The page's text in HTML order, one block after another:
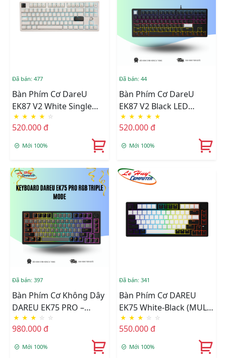
Đã bán: 477
Bàn Phím Cơ DareU
EK87 V2 White Single
Blue (Blue/ Brown/ Red
D Switch)
★ ★ ★ ★ ☆
520.000 đ
Mới 100%
Đã bán: 44
Bàn Phím Cơ DareU
EK87 V2 Black LED
Rainbow (Blue/ Brown/
Red D Switch)
★ ★ ★ ★ ★
520.000 đ
Mới 100%
Đã bán: 397
Bàn Phím Cơ Không Dây
DAREU EK75 PRO –
BLACK GOLDEN (Triple
Mode, Gasket Mount,
RGB) Dream Switch
★ ★ ★ ☆ ☆
980.000 đ
Mới 100%
Đã bán: 341
Bàn Phím Cơ DAREU
EK75 White-Black (MULTI
LED) (Switch: Dream /
Firefly )
★ ★ ★ ☆ ☆
550.000 đ
Mới 100%